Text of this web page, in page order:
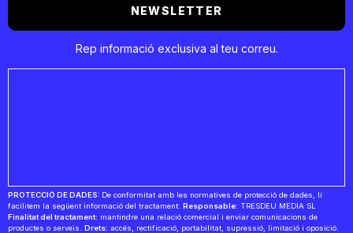
NEWSLETTER
Rep informació exclusiva al teu correu.
PROTECCIÓ DE DADES: De conformitat amb les normatives de protecció de dades, li
facilitem la següent informació del tractament: Responsable: TRESDEU MEDIA SL
Finalitat del tractament: mantindre una relació comercial i enviar comunicacions de
productes o serveis. Drets: accés, rectificació, portabilitat, supressió, limitació i oposició.